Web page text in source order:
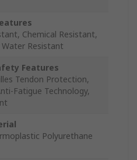
Chemical Resistant,
Resistant
Features
Tendon Protection,
Fatigue Technology,
Polyurethane